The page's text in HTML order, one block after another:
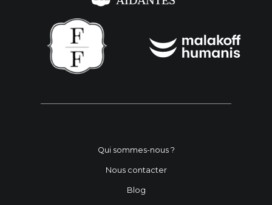
Qui sommes-nous ?
Nous contacter
Blog